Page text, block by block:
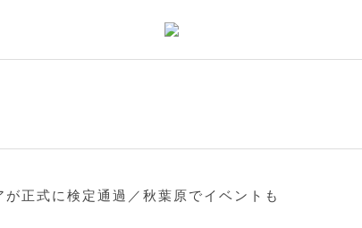
正式に検定通過／秋葉原でイベントも